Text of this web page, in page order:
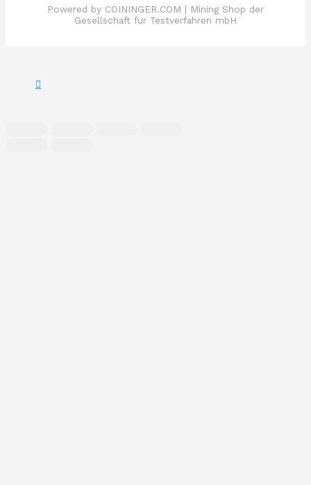
Powered by COININGER.COM | Mining Shop der
Gesellschaft für Testverfahren mbH